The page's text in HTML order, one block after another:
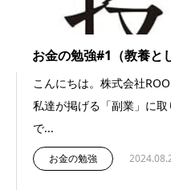
お金の勉強#1（教養と
こんにちは。株式会社
私達が掲げる「副業」に
で...
お金の勉強